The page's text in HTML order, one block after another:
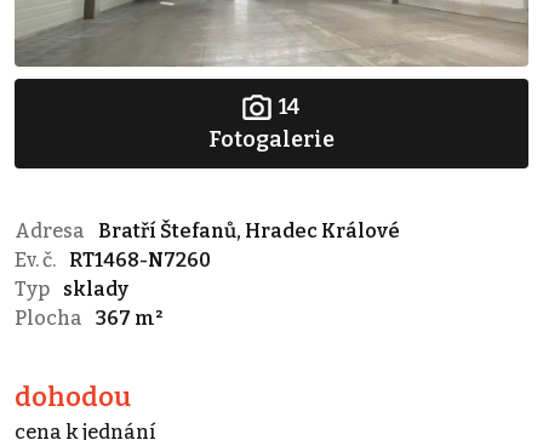
14
Fotogalerie
Adresa
Bratří Štefanů, Hradec Králové
Ev. č.
RT1468-N7260
Typ
sklady
Plocha
367 m²
dohodou
cena k jednání